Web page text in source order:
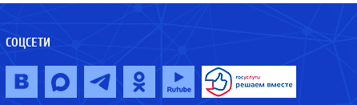
СОЦСЕТИ